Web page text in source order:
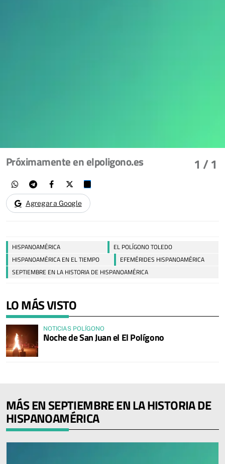
1 / 1
Próximamente en elpoligono.es
Agregar a Google
HISPANOAMÉRICA
EL POLÍGONO TOLEDO
HISPANOAMÉRICA EN EL TIEMPO
EFEMÉRIDES HISPANOAMÉRICA
SEPTIEMBRE EN LA HISTORIA DE HISPANOAMÉRICA
LO MÁS VISTO
NOTICIAS POLÍGONO
Noche de San Juan el El Polígono
MÁS EN SEPTIEMBRE EN LA HISTORIA DE
HISPANOAMÉRICA